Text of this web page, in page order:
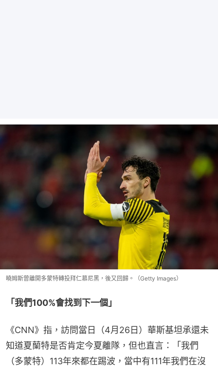
曉姆斯曾離開多蒙特轉投拜仁慕尼黑，後又回歸。（Getty Images）
「我們100%會找到下一個」
《CNN》指，訪問當日（4月26日）華斯基坦承還未
知道夏蘭特是否肯定今夏離隊，但也直言：「我們
（多蒙特）113年來都在踢波，當中有111年我們在沒